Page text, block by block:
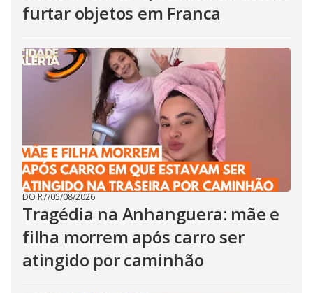
furtar objetos em Franca
DO R7/05/08/2026
Tragédia na Anhanguera: mãe e
filha morrem após carro ser
atingido por caminhão